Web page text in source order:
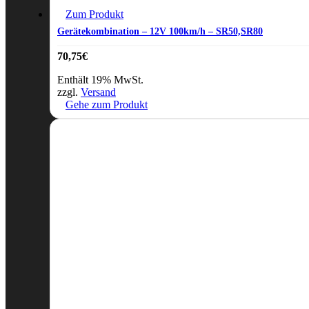
Zum Produkt
Gerätekombination – 12V 100km/h – SR50,SR80
70,75€
Enthält 19% MwSt.
zzgl. Versand
Gehe zum Produkt